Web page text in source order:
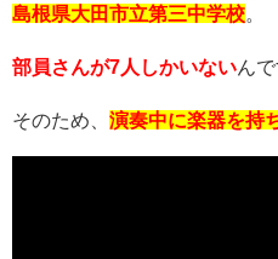
島根県大田市立第三中学校。
部員さんが7人しかいないんで
そのため、 演奏中に楽器を持